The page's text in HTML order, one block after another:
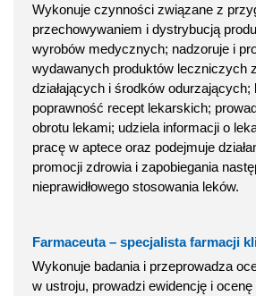
Wykonuje czynności związane z
przechowywaniem i dystrybucją
wyrobów medycznych; nadzoruje i
wydawanych produktów leczniczych
działających i środków odurzających;
poprawność recept lekarskich;
obrotu lekami; udziela informacji o
pracę w aptece oraz podejmuje
promocji zdrowia i zapobiegania
nieprawidłowego stosowania leków.
Farmaceuta – specjalista farmacji
Wykonuje badania i przeprowadza
w ustroju, prowadzi ewidencję i ocenę